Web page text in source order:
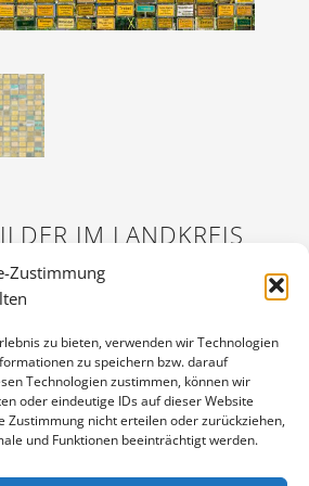
Zustimmung
zu bieten, verwenden wir Technologien
zu speichern bzw. darauf
Technologien zustimmen, können wir
oder eindeutige IDs auf dieser Website
Zustimmung nicht erteilen oder zurückziehen,
und Funktionen beeinträchtigt werden.
IM LANDKREIS
DANNENBERG
mm). Geeignet für den Versand zum
mit über 300 Ortsschildern des